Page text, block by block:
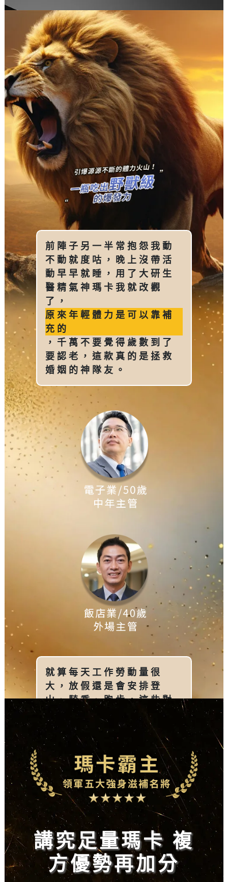
前陣子另一半常抱怨我動
不動就度咕，晚上沒帶活
動早早就睡，用了大研生
醫精氣神瑪卡我就改觀
了，
原來年輕體力是可以靠補
充的
，千萬不要覺得歲數到了
要認老，這款真的是拯救
婚姻的神隊友。
就算每天工作勞動量很
大，放假還是會安排登
山、騎乘、跑步，這些對
我來說原本都是在放鬆，
但日漸走下坡的體力明顯
不如從前甚至越來越懶得
動，
還好吃了幾天瑪卡粉包，
我順利完成重訓菜單的挑
戰
，下一次可能可以看見我
再次登頂的英姿囉。
講究足量瑪卡 複
方優勢再加分